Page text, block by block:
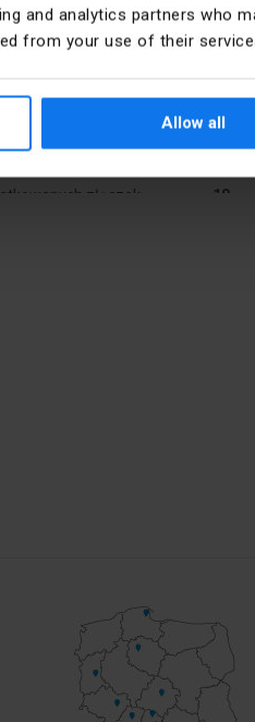
and analytics partners who
from your use of their
Allow all
le paquet 10
złączek 10